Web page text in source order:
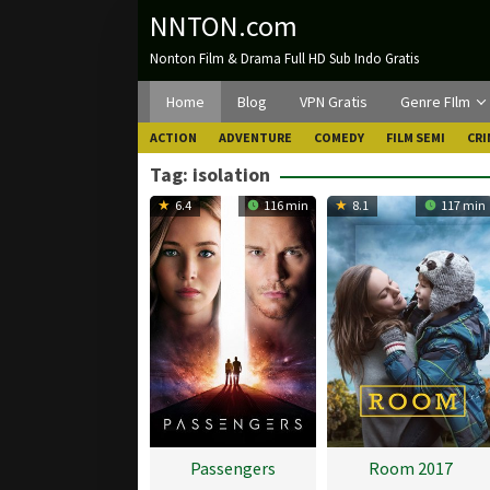
NNTON.com
Nonton Film & Drama Full HD Sub Indo Gratis
Home Blog VPN Gratis Genre FIlm
ACTION ADVENTURE COMEDY FILM SEMI
Tag: isolation
6.4 116 min
Passengers
8.1 117 min
Room 2017